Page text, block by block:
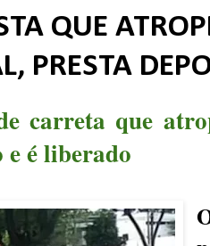
QUE
PRESTA
carreta que
é liberado